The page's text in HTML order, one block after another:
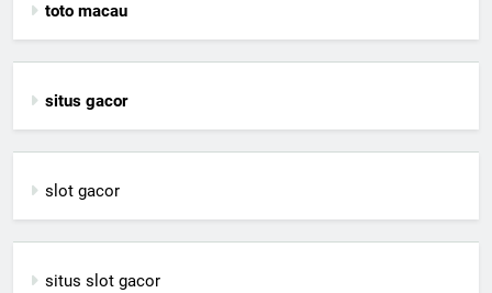
toto macau
situs gacor
slot gacor
situs slot gacor